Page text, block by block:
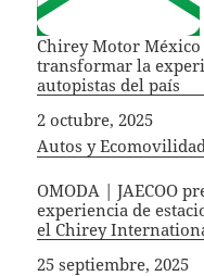
Chirey Motor México
transformar la
autopistas del país
Fecha
2 octubre, 2025
In relation to
Autos y Ecomovilidad
OMODA | JAECOO
experiencia de
el Chirey
Fecha
25 septiembre, 2025